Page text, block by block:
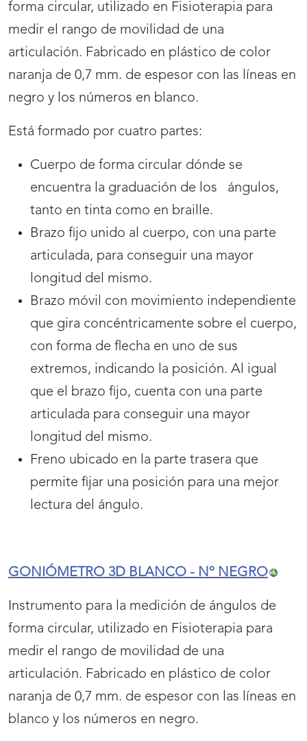
forma circular, utilizado en Fisioterapia para
medir el rango de movilidad de una
articulación. Fabricado en plástico de color
naranja de 0,7 mm. de espesor con las líneas en
negro y los números en blanco.
Está formado por cuatro partes:
Cuerpo de forma circular dónde se
encuentra la graduación de los ángulos,
tanto en tinta como en braille.
Brazo fijo unido al cuerpo, con una parte
articulada, para conseguir una mayor
longitud del mismo.
Brazo móvil con movimiento independiente
que gira concéntricamente sobre el cuerpo,
con forma de flecha en uno de sus
extremos, indicando la posición. Al igual
que el brazo fijo, cuenta con una parte
articulada para conseguir una mayor
longitud del mismo.
Freno ubicado en la parte trasera que
permite fijar una posición para una mejor
lectura del ángulo.
GONIÓMETRO 3D BLANCO - Nº NEGRO
Instrumento para la medición de ángulos de
forma circular, utilizado en Fisioterapia para
medir el rango de movilidad de una
articulación. Fabricado en plástico de color
naranja de 0,7 mm. de espesor con las líneas en
blanco y los números en negro.